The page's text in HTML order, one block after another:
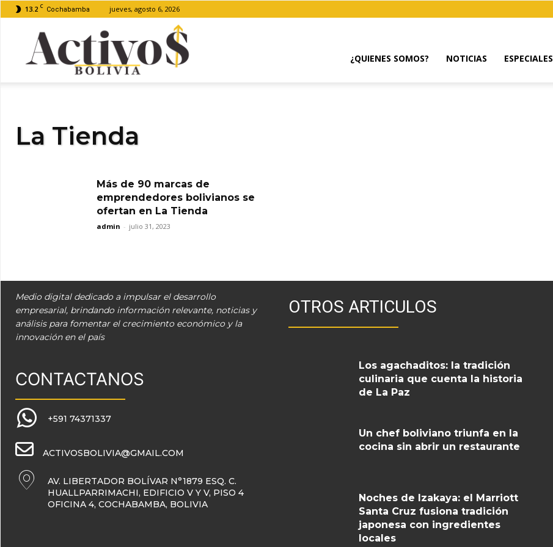
13.2 C Cochabamba jueves, agosto 6, 2026
¿QUIENES SOMOS? NOTICIAS ESPECIALES
La Tienda
Más de 90 marcas de
emprendedores bolivianos se
ofertan en La Tienda
admin - julio 31, 2023
Medio digital dedicado a impulsar el desarrollo
empresarial, brindando información relevante, noticias y
análisis para fomentar el crecimiento económico y la
innovación en el país
CONTACTANOS
+591 74371337
ACTIVOSBOLIVIA@GMAIL.COM
AV. LIBERTADOR BOLÍVAR N°1879 ESQ. C.
HUALLPARRIMACHI, EDIFICIO V Y V, PISO 4
OFICINA 4, COCHABAMBA, BOLIVIA
OTROS ARTICULOS
Los agachaditos: la tradición
culinaria que cuenta la historia
de La Paz
Un chef boliviano triunfa en la
cocina sin abrir un restaurante
Noches de Izakaya: el Marriott
Santa Cruz fusiona tradición
japonesa con ingredientes
locales